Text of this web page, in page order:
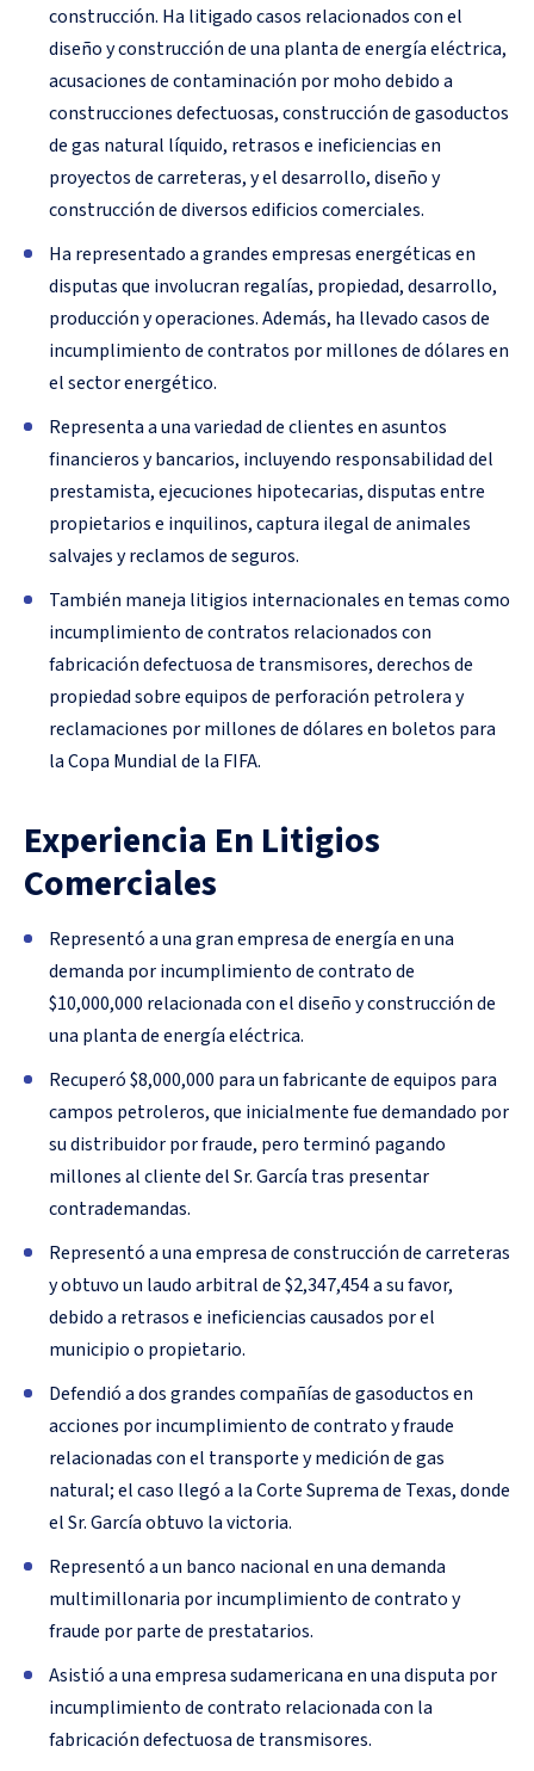
construcción. Ha litigado casos relacionados con el
diseño y construcción de una planta de energía eléctrica,
acusaciones de contaminación por moho debido a
construcciones defectuosas, construcción de gasoductos
de gas natural líquido, retrasos e ineficiencias en
proyectos de carreteras, y el desarrollo, diseño y
construcción de diversos edificios comerciales.
Ha representado a grandes empresas energéticas en
disputas que involucran regalías, propiedad, desarrollo,
producción y operaciones. Además, ha llevado casos de
incumplimiento de contratos por millones de dólares en
el sector energético.
Representa a una variedad de clientes en asuntos
financieros y bancarios, incluyendo responsabilidad del
prestamista, ejecuciones hipotecarias, disputas entre
propietarios e inquilinos, captura ilegal de animales
salvajes y reclamos de seguros.
También maneja litigios internacionales en temas como
incumplimiento de contratos relacionados con
fabricación defectuosa de transmisores, derechos de
propiedad sobre equipos de perforación petrolera y
reclamaciones por millones de dólares en boletos para
la Copa Mundial de la FIFA.
Experiencia En Litigios
Comerciales
Representó a una gran empresa de energía en una
demanda por incumplimiento de contrato de
$10,000,000 relacionada con el diseño y construcción de
una planta de energía eléctrica.
Recuperó $8,000,000 para un fabricante de equipos para
campos petroleros, que inicialmente fue demandado por
su distribuidor por fraude, pero terminó pagando
millones al cliente del Sr. García tras presentar
contrademandas.
Representó a una empresa de construcción de carreteras
y obtuvo un laudo arbitral de $2,347,454 a su favor,
debido a retrasos e ineficiencias causados por el
municipio o propietario.
Defendió a dos grandes compañías de gasoductos en
acciones por incumplimiento de contrato y fraude
relacionadas con el transporte y medición de gas
natural; el caso llegó a la Corte Suprema de Texas, donde
el Sr. García obtuvo la victoria.
Representó a un banco nacional en una demanda
multimillonaria por incumplimiento de contrato y
fraude por parte de prestatarios.
Asistió a una empresa sudamericana en una disputa por
incumplimiento de contrato relacionada con la
fabricación defectuosa de transmisores.